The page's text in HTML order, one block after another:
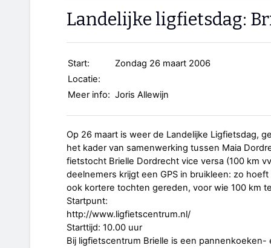
RSS
Landelijke ligfietsdag:
Start:
Zondag 26 maart 2006
Locatie:
Meer info: Joris Allewijn
Op 26 maart is weer de Landelijke Ligfietsdag,
het kader van samenwerking tussen Maia
fietstocht Brielle Dordrecht vice versa (100 km
deelnemers krijgt een GPS in bruikleen: zo
ook kortere tochten gereden, voor wie 100 km
Startpunt:
http://www.ligfietscentrum.nl/
Starttijd: 10.00 uur
Bij ligfietscentrum Brielle is een